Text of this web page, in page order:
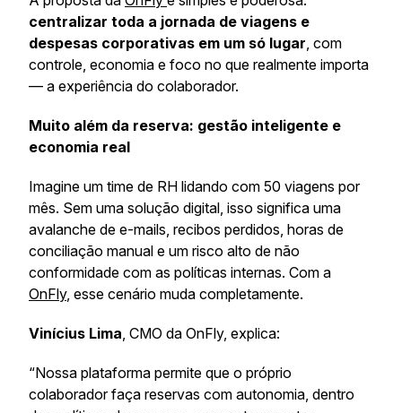
centralizar toda a jornada de viagens e
despesas corporativas em um só lugar, com
controle, economia e foco no que realmente importa
— a experiência do colaborador.
Muito além da reserva: gestão inteligente e
economia real
Imagine um time de RH lidando com 50 viagens por
mês. Sem uma solução digital, isso significa uma
avalanche de e-mails, recibos perdidos, horas de
conciliação manual e um risco alto de não
conformidade com as políticas internas. Com a
OnFly, esse cenário muda completamente.
Vinícius Lima, CMO da OnFly, explica:
“Nossa plataforma permite que o próprio
colaborador faça reservas com autonomia, dentro